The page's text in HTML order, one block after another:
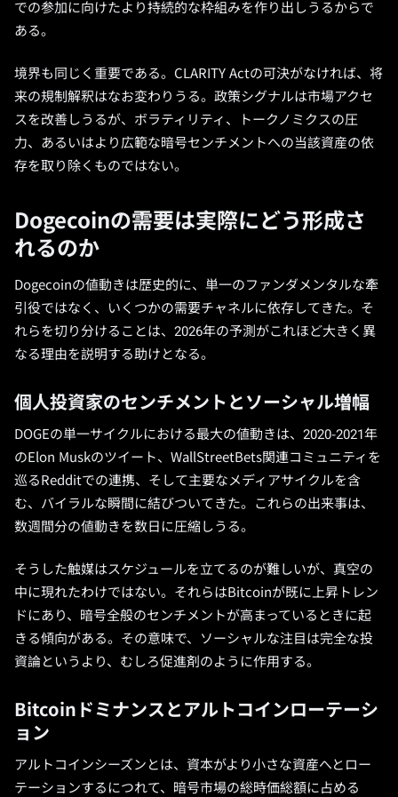
での参加に向けたより持続的な枠組みを作り出しうるからで
ある。
境界も同じく重要である。CLARITY Actの可決がなければ、将
来の規制解釈はなお変わりうる。政策シグナルは市場アクセ
スを改善しうるが、ボラティリティ、トークノミクスの圧
力、あるいはより広範な暗号センチメントへの当該資産の依
存を取り除くものではない。
Dogecoinの需要は実際にどう形成さ
れるのか
Dogecoinの値動きは歴史的に、単一のファンダメンタルな牽
引役ではなく、いくつかの需要チャネルに依存してきた。そ
れらを切り分けることは、2026年の予測がこれほど大きく異
なる理由を説明する助けとなる。
個人投資家のセンチメントとソーシャル増幅
DOGEの単一サイクルにおける最大の値動きは、2020-2021年
のElon Muskのツイート、WallStreetBets関連コミュニティを
巡るRedditでの連携、そして主要なメディアサイクルを含
む、バイラルな瞬間に結びついてきた。これらの出来事は、
数週間分の値動きを数日に圧縮しうる。
そうした触媒はスケジュールを立てるのが難しいが、真空の
中に現れたわけではない。それらはBitcoinが既に上昇トレン
ドにあり、暗号全般のセンチメントが高まっているときに起
きる傾向がある。その意味で、ソーシャルな注目は完全な投
資論というより、むしろ促進剤のように作用する。
Bitcoinドミナンスとアルトコインローテーシ
ョン
アルトコインシーズンとは、資本がより小さな資産へとロー
テーションするにつれて、暗号市場の総時価総額に占める